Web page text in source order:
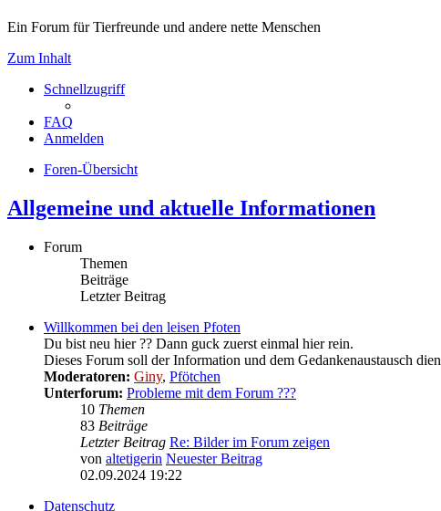
Ein Forum für Tierfreunde und andere nette Menschen
Zum Inhalt
Schnellzugriff
FAQ
Anmelden
Foren-Übersicht
Allgemeine und aktuelle Informationen
Forum
Themen
Beiträge
Letzter Beitrag
Willkommen bei den leisen Pfoten
Du bist neu hier ?? Dann guck zuerst einmal hier rein.
Dieses Forum soll der Information und dem Gedankenaustausch
Moderatoren: Giny, Pfötchen
Unterforum: Probleme mit dem Forum ???
10 Themen
83 Beiträge
Letzter Beitrag Re: Bilder im Forum zeigen
von altetigerin Neuester Beitrag
02.09.2024 19:22
Datenschutz